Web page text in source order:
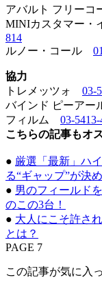
アバルト フリー
MINIカスタマー・
814
ルノー・コール
協力
トレメッツォ 03-
バインド ピーア
フィルム 03-5413-
こちらの記事もオ
● 厳選「最新」ハ
る“ギャップ”が決め
● 男のフィールド
のこの3台！
● 大人にこそ許さ
とは？
PAGE 7
この記事が気に入